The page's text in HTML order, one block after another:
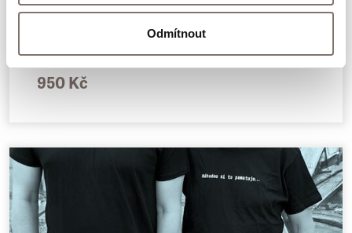
Odmítnout
Mikina Můžu to doříct
950 Kč